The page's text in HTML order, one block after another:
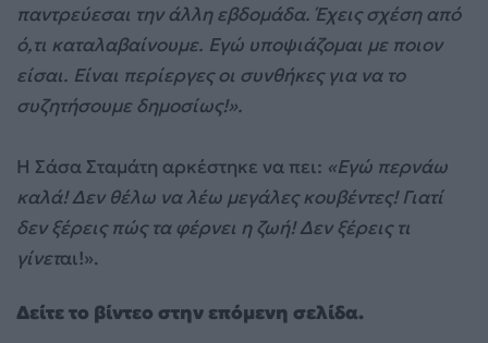
παντρεύεσαι την άλλη εβδομάδα. Έχεις σχέση από
ό,τι καταλαβαίνουμε. Εγώ υποψιάζομαι με ποιον
είσαι. Είναι περίεργες οι συνθήκες για να το
συζητήσουμε δημοσίως!».
Η Σάσα Σταμάτη αρκέστηκε να πει: «Εγώ περνάω
καλά! Δεν θέλω να λέω μεγάλες κουβέντες! Γιατί
δεν ξέρεις πώς τα φέρνει η ζωή! Δεν ξέρεις τι
γίνεται!».
Δείτε το βίντεο στην επόμενη σελίδα.